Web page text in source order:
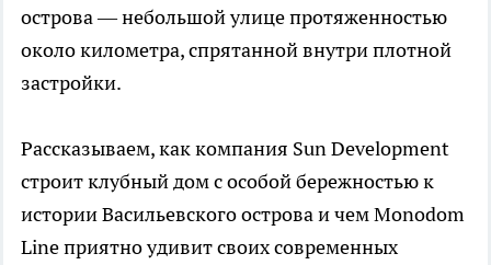
острова — небольшой улице протяженностью
около километра, спрятанной внутри плотной
застройки.
Рассказываем, как компания Sun Development
строит клубный дом с особой бережностью к
истории Васильевского острова и чем Monodom
Line приятно удивит своих современных